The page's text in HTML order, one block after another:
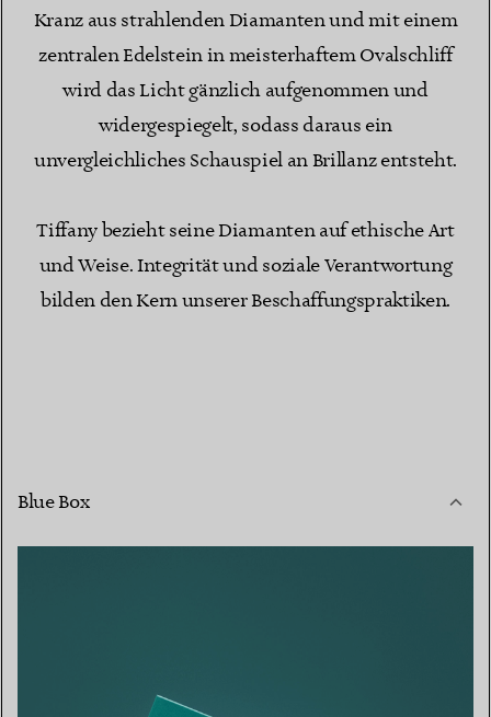
Kranz aus strahlenden Diamanten und mit einem
zentralen Edelstein in meisterhaftem Ovalschliff
wird das Licht gänzlich aufgenommen und
widergespiegelt, sodass daraus ein
unvergleichliches Schauspiel an Brillanz entsteht.
Tiffany bezieht seine Diamanten auf ethische Art
und Weise. Integrität und soziale Verantwortung
bilden den Kern unserer Beschaffungspraktiken.
Blue Box